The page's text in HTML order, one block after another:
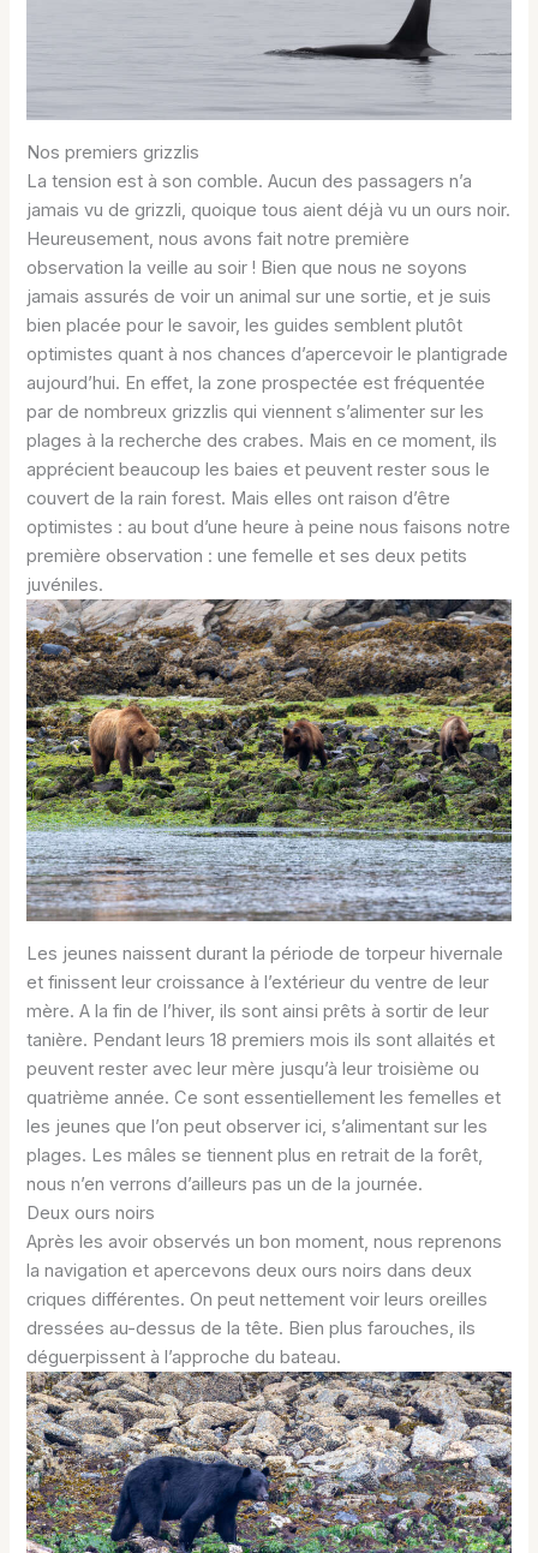
Nos premiers grizzlis
La tension est à son comble. Aucun des passagers n’a
jamais vu de grizzli, quoique tous aient déjà vu un ours noir.
Heureusement, nous avons fait notre première
observation la veille au soir ! Bien que nous ne soyons
jamais assurés de voir un animal sur une sortie, et je suis
bien placée pour le savoir, les guides semblent plutôt
optimistes quant à nos chances d’apercevoir le plantigrade
aujourd’hui. En effet, la zone prospectée est fréquentée
par de nombreux grizzlis qui viennent s’alimenter sur les
plages à la recherche des crabes. Mais en ce moment, ils
apprécient beaucoup les baies et peuvent rester sous le
couvert de la rain forest. Mais elles ont raison d’être
optimistes : au bout d’une heure à peine nous faisons notre
première observation : une femelle et ses deux petits
juvéniles.
Les jeunes naissent durant la période de torpeur hivernale
et finissent leur croissance à l’extérieur du ventre de leur
mère. A la fin de l’hiver, ils sont ainsi prêts à sortir de leur
tanière. Pendant leurs 18 premiers mois ils sont allaités et
peuvent rester avec leur mère jusqu’à leur troisième ou
quatrième année. Ce sont essentiellement les femelles et
les jeunes que l’on peut observer ici, s’alimentant sur les
plages. Les mâles se tiennent plus en retrait de la forêt,
nous n’en verrons d’ailleurs pas un de la journée.
Deux ours noirs
Après les avoir observés un bon moment, nous reprenons
la navigation et apercevons deux ours noirs dans deux
criques différentes. On peut nettement voir leurs oreilles
dressées au-dessus de la tête. Bien plus farouches, ils
déguerpissent à l’approche du bateau.